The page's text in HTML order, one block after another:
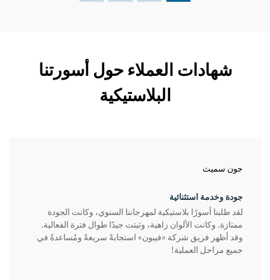
شهادات العملاء حول أسورتنا
البلاستيكية
جون سميث
جودة وخدمة استثنائية
لقد طلبنا أسورًا بلاستيكية لمهرجاننا السنوي، وكانت الجودة
ممتازة. وكانت الألوان زاهية، وثبتت جيدًا طوال فترة الفعالية.
وقد أظهر فريق شركة «فيبون» استجابةً سريعةً ومُساعدةً في
جميع مراحل العملية!